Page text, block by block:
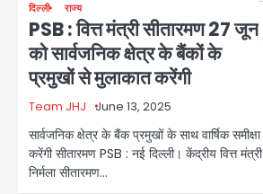
दिल्ली राज्य
PSB : वित्त मंत्री सीतारमण 27 जून
को सार्वजनिक क्षेत्र के बैंकों के
प्रमुखों से मुलाकात करेंगी
Team JHJ June 13, 2025
सार्वजनिक क्षेत्र के बैंक प्रमुखों के साथ वार्षिक समीक्षा
करेंगी सीतारमण PSB : नई दिल्ली। केंद्रीय वित्त मंत्री
निर्मला सीतारमण…